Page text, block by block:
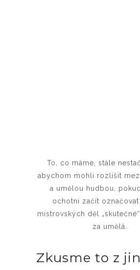
To, co máme, stále
abychom mohli rozlišit
a umělou hudbou,
ochotni začít označovat
mistrovských děl
za umělá.
Zkusme to z